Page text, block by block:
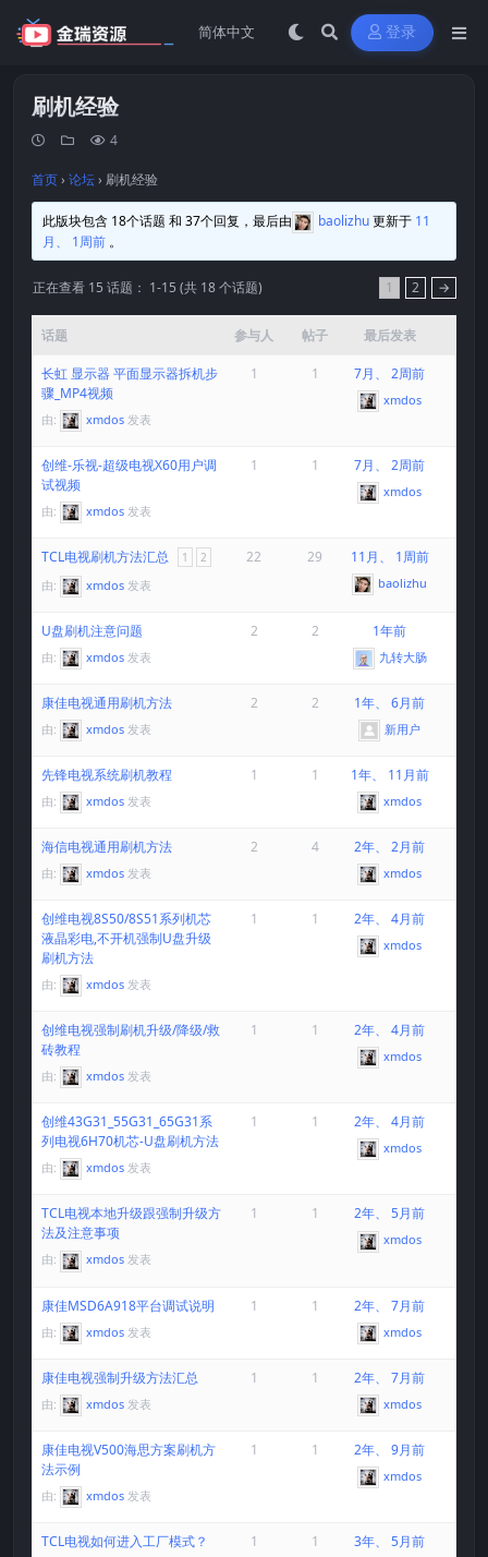
登录
刷机经验
4
首页› 论坛› 刷机经验
此版块包含 18个话题 和 37个回复，最后由 baolizhu更新于 11
月、 1周前 。
正在查看 15 话题： 1-15 (共 18 个话题) 1 2 →
话题 参与人 帖子 最后发表
长虹 显示器 平面显示器拆机步
骤_MP4视频
由: xmdos 发表
1 1 7月、 2周前
xmdos
创维-乐视-超级电视X60用户调
试视频
由: xmdos 发表
1 1 7月、 2周前
xmdos
TCL电视刷机方法汇总 1 2
由: xmdos 发表
22 29 11月、 1周前
baolizhu
U盘刷机注意问题
由: xmdos 发表
2 2 1年前
九转大肠
康佳电视通用刷机方法
由: xmdos 发表
2 2 1年、 6月前
新用户
先锋电视系统刷机教程
由: xmdos 发表
1 1 1年、 11月前
xmdos
海信电视通用刷机方法
由: xmdos 发表
2 4 2年、 2月前
xmdos
创维电视8S50/8S51系列机芯
液晶彩电,不开机强制U盘升级
刷机方法
由: xmdos 发表
1 1 2年、 4月前
xmdos
创维电视强制刷机升级/降级/救
砖教程
由: xmdos 发表
1 1 2年、 4月前
xmdos
创维43G31_55G31_65G31系
列电视6H70机芯-U盘刷机方法
由: xmdos 发表
1 1 2年、 4月前
xmdos
TCL电视本地升级跟强制升级方
法及注意事项
由: xmdos 发表
1 1 2年、 5月前
xmdos
康佳MSD6A918平台调试说明
由: xmdos 发表
1 1 2年、 7月前
xmdos
康佳电视强制升级方法汇总
由: xmdos 发表
1 1 2年、 7月前
xmdos
康佳电视V500海思方案刷机方
法示例
由: xmdos 发表
1 1 2年、 9月前
xmdos
TCL电视如何进入工厂模式？ 1 1 3年、 5月前